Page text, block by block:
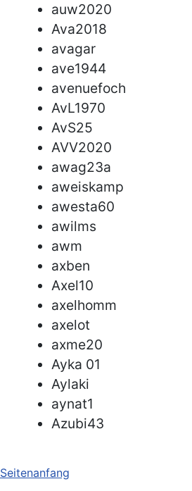
auw2020
Ava2018
avagar
ave1944
avenuefoch
AvL1970
AvS25
AVV2020
awag23a
aweiskamp
awesta60
awilms
awm
axben
Axel10
axelhomm
axelot
axme20
Ayka 01
Aylaki
aynat1
Azubi43
Seitenanfang